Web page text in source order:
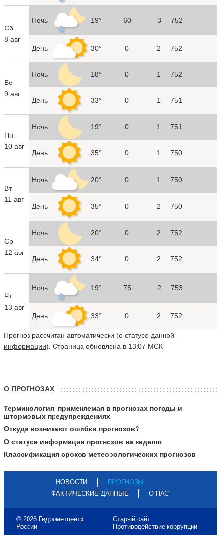
Сб
8 авг
Ночь 19° 60 3 752
День 30° 0 2 752
Вс
9 авг
Ночь 18° 0 1 752
День 33° 0 1 751
Пн
10 авг
Ночь 19° 0 1 751
День 35° 0 1 750
Вт
11 авг
Ночь 20° 0 1 750
День 35° 0 2 750
Ср
12 авг
Ночь 20° 0 2 752
День 34° 0 2 752
Чт
13 авг
Ночь 19° 75 2 753
День 33° 0 2 752
Прогноз рассчитан автоматически (о статусе данной
информации). Страница обновлена в 13:07 МСК
О ПРОГНОЗАХ
Терминология, применяемая в прогнозах погоды и
штормовых предупреждениях
Откуда возникают ошибки прогнозов?
О статусе информации прогнозов на неделю
Классификация сроков метеорологических прогнозов
НОВОСТИ
ПРОГНОЗЫ
ФАКТИЧЕСКИЕ ДАННЫЕ
О НАС
© 2026 Гидрометцентр
России
Старый сайт
Противодействие коррупции